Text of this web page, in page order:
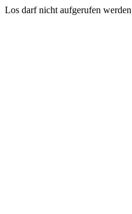
Los darf nicht aufgerufen werden